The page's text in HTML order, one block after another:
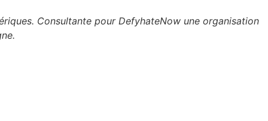
Consultante pour DefyhateNow une organisation